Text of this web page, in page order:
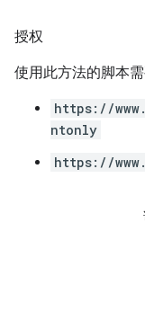
授权
使用此方法的脚本
https://
ntonly
https://